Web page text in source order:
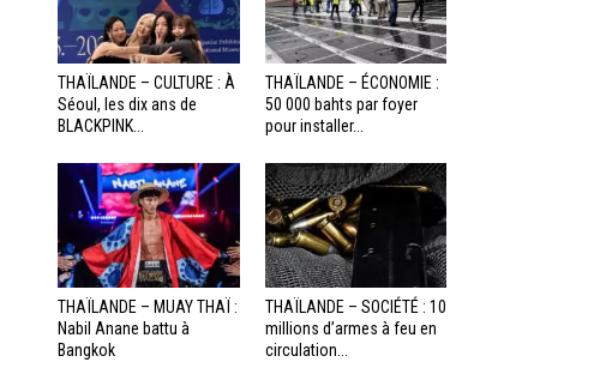
THAÏLANDE – CULTURE : À
Séoul, les dix ans de
BLACKPINK...
THAÏLANDE – ÉCONOMIE :
50 000 bahts par foyer
pour installer...
THAÏLANDE – MUAY THAÏ :
Nabil Anane battu à
Bangkok
THAÏLANDE – SOCIÉTÉ : 10
millions d’armes à feu en
circulation...